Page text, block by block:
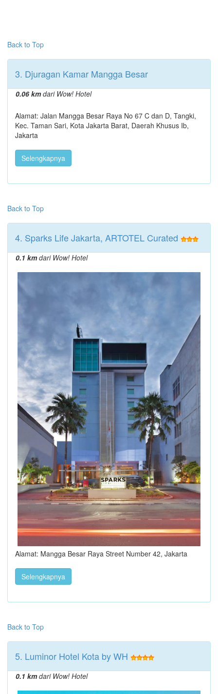
Back to Top
3. Djuragan Kamar Mangga Besar
0.06 kmdari Wow! Hotel
Alamat: Jalan Mangga Besar Raya No 67 C dan D, Tangki,
Kec. Taman Sari, Kota Jakarta Barat, Daerah Khusus Ib,
Jakarta
Selengkapnya
Back to Top
4. Sparks Life Jakarta, ARTOTEL Curated
0.1 kmdari Wow! Hotel
Alamat: Mangga Besar Raya Street Number 42, Jakarta
Selengkapnya
Back to Top
5. Luminor Hotel Kota by WH
0.1 kmdari Wow! Hotel